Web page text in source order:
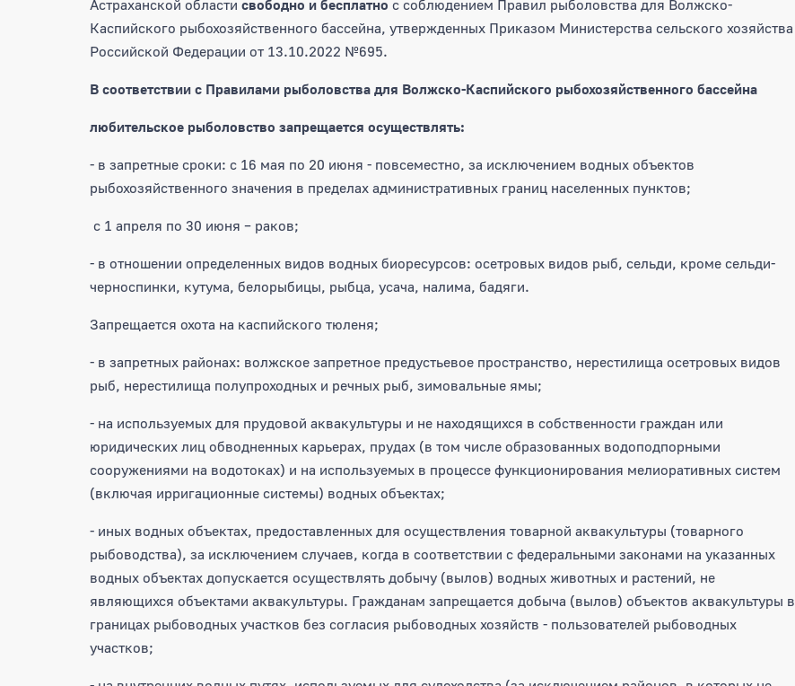
Астраханской области свободно и бесплатно с соблюдением Правил рыболовства для Волжско-
Каспийского рыбохозяйственного бассейна, утвержденных Приказом Министерства сельского хозяйства
Российской Федерации от 13.10.2022 №695.
В соответствии с Правилами рыболовства для Волжско-Каспийского рыбохозяйственного бассейна
любительское рыболовство запрещается осуществлять:
- в запретные сроки: с 16 мая по 20 июня - повсеместно, за исключением водных объектов
рыбохозяйственного значения в пределах административных границ населенных пунктов;
с 1 апреля по 30 июня – раков;
- в отношении определенных видов водных биоресурсов: осетровых видов рыб, сельди, кроме сельди-
черноспинки, кутума, белорыбицы, рыбца, усача, налима, бадяги.
Запрещается охота на каспийского тюленя;
- в запретных районах: волжское запретное предустьевое пространство, нерестилища осетровых видов
рыб, нерестилища полупроходных и речных рыб, зимовальные ямы;
- на используемых для прудовой аквакультуры и не находящихся в собственности граждан или
юридических лиц обводненных карьерах, прудах (в том числе образованных водоподпорными
сооружениями на водотоках) и на используемых в процессе функционирования мелиоративных систем
(включая ирригационные системы) водных объектах;
- иных водных объектах, предоставленных для осуществления товарной аквакультуры (товарного
рыбоводства), за исключением случаев, когда в соответствии с федеральными законами на указанных
водных объектах допускается осуществлять добычу (вылов) водных животных и растений, не
являющихся объектами аквакультуры. Гражданам запрещается добыча (вылов) объектов аквакультуры в
границах рыбоводных участков без согласия рыбоводных хозяйств - пользователей рыбоводных
участков;